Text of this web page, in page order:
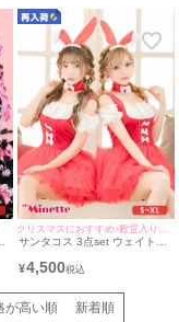
+レッグウォーマー](M～XL)
サンタコス 3点set ウェイトレ
プラ サンタ コスプレ [ワンピ
ース+カチューシャ+チョーカ
¥4,500
が高い順 新着順